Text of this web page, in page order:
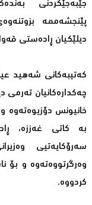
جێبەجێكردنی
پێنجشەممە
دیلێكیان ڕادەستی
كەتیبەكانی شەهید
چەكدارەكانیان تەرمی
خانیونس دۆزیوەتەوە
بە كاتی غەززە،
سەرۆكایەتیی
وەرگرتووەتەوە و بۆ
كردووە.